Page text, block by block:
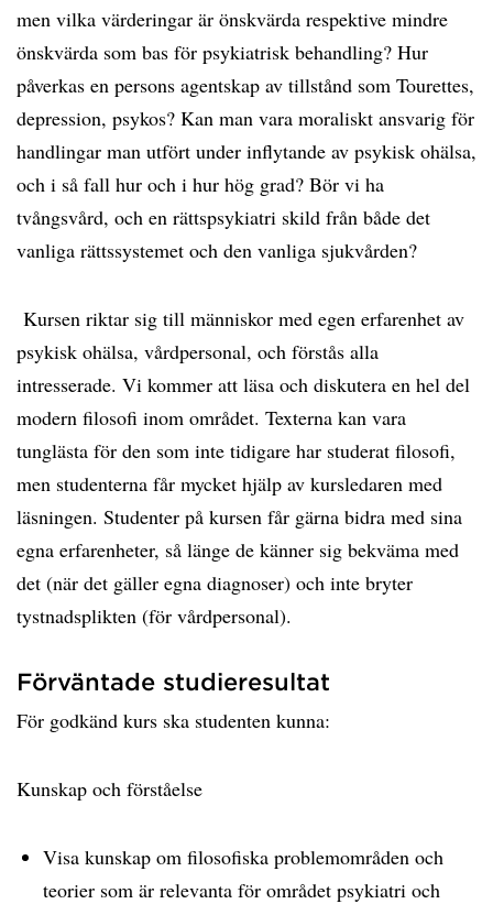
men vilka värderingar är önskvärda respektive mindre
önskvärda som bas för psykiatrisk behandling? Hur
påverkas en persons agentskap av tillstånd som Tourettes,
depression, psykos? Kan man vara moraliskt ansvarig för
handlingar man utfört under inflytande av psykisk ohälsa,
och i så fall hur och i hur hög grad? Bör vi ha
tvångsvård, och en rättspsykiatri skild från både det
vanliga rättssystemet och den vanliga sjukvården?
Kursen riktar sig till människor med egen erfarenhet av
psykisk ohälsa, vårdpersonal, och förstås alla
intresserade. Vi kommer att läsa och diskutera en hel del
modern filosofi inom området. Texterna kan vara
tunglästa för den som inte tidigare har studerat filosofi,
men studenterna får mycket hjälp av kursledaren med
läsningen. Studenter på kursen får gärna bidra med sina
egna erfarenheter, så länge de känner sig bekväma med
det (när det gäller egna diagnoser) och inte bryter
tystnadsplikten (för vårdpersonal).
Förväntade studieresultat
För godkänd kurs ska studenten kunna:
Kunskap och förståelse
Visa kunskap om filosofiska problemområden och
teorier som är relevanta för området psykiatri och